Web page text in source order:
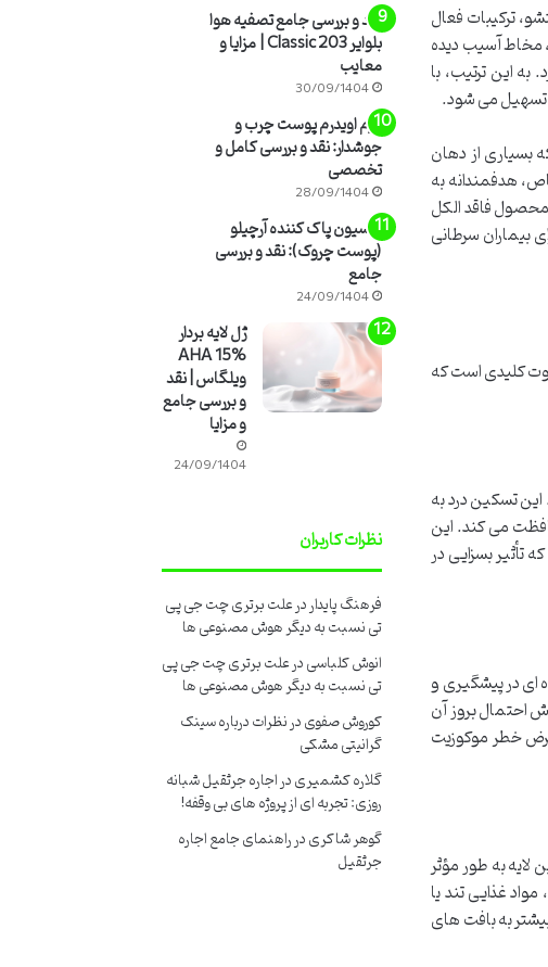
ترکیبات فعال
مخاط آسیب دیده
این ترتیب، با
تسهیل می شود.
بسیاری از دهان
هدفمندانه به
فاقد الکل
بیماران سرطانی
کلیدی است که
تسکین درد به
می کند. این
تأثیر بسزایی در
ای در پیشگیری و
احتمال بروز آن
خطر موکوزیت
لایه به طور مؤثر
غذایی تند یا
به بافت های
نقد و بررسی جامع تصفیه هوا
بلوایر 203 Classic | مزایا و
معایب
30/09/1404
کرم اویدرم پوست چرب و
جوشدار: نقد و بررسی کامل و
تخصصی
28/09/1404
لوسیون پاک کننده آرچیلو
(پوست چروک): نقد و بررسی
جامع
24/09/1404
ژل لایه بردار
AHA 15%
ویلگاس | نقد
و بررسی جامع
و مزایا
24/09/1404
نظرات کاربران
فرهنگ پایداردرعلت برتری چت جی پی
تی نسبت به دیگر هوش مصنوعی ها
انوش کلباسیدرعلت برتری چت جی پی
تی نسبت به دیگر هوش مصنوعی ها
کوروش صفویدرنظرات درباره سینک
گرانیتی مشکی
گلاره کشمیریدراجاره جرثقیل شبانه
روزی: تجربه ای از پروژه های بی وقفه!
گوهر شاکریدرراهنمای جامع اجاره
جرثقیل